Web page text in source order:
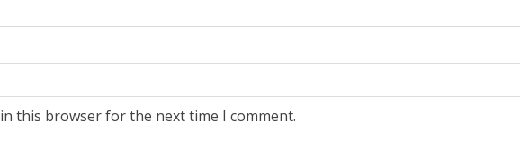
this browser for the next time I comment.